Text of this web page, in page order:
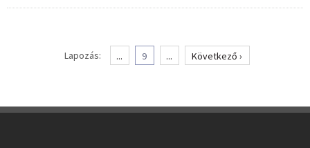
Lapozás: ... 9 ... Következő ›